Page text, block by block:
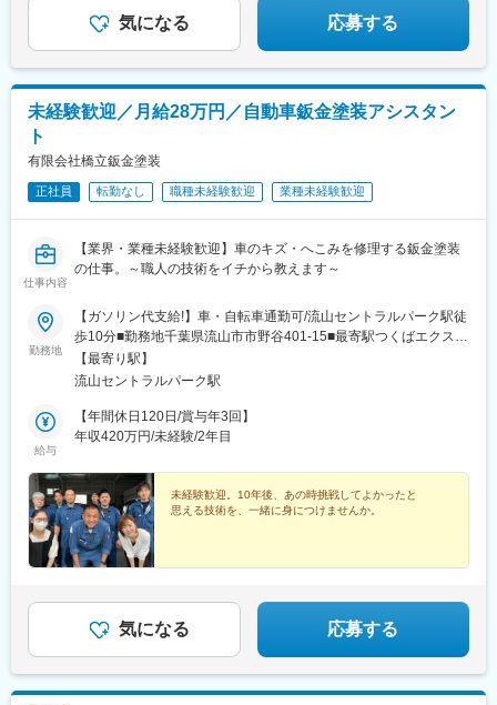
気になる 応募する
未経験歓迎／月給28万円／自動車鈑金塗装アシスタン
ト
有限会社橋立鈑金塗装
正社員 転勤なし 職種未経験歓迎 業種未経験歓迎
仕事内容
【業界・業種未経験歓迎】車のキズ・へこみを修理する鈑金塗装
の仕事。～職人の技術をイチから教えます～
勤務地
【ガソリン代支給!】車・自転車通勤可/流山セントラルパーク駅徒
歩10分■勤務地千葉県流山市市野谷401-15■最寄駅つくばエクスプ
レス 流山セントラルパーク駅 徒歩10分※公共交通機関代支給※
無料駐車場あり※ガソリン代支給
【最寄り駅】
流山セントラルパーク駅
給与
【年間休日120日/賞与年3回】
年収420万円/未経験/2年目
未経験歓迎。10年後、あの時挑戦してよかったと
思える技術を、一緒に身につけませんか。
気になる 応募する